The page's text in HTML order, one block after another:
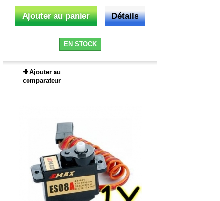
Ajouter au panier Détails
EN STOCK
Ajouter au
comparateur